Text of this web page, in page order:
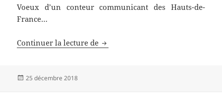
Voeux d’un conteur communicant des Hauts-de-
France…
Continuer la lecture de Dieux voeux nous parler !
Publié
25 décembre 2018